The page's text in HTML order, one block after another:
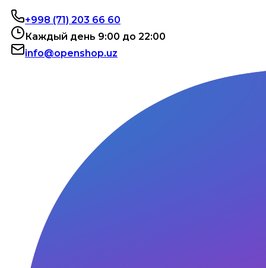
+998 (71) 203 66 60
Каждый день 9:00 до 22:00
info@openshop.uz